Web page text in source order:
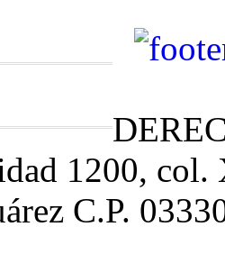
1200,
C.P.